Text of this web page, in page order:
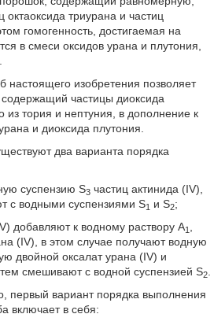
триурана и частиц
гомогенность, достигаемая на
в смеси оксидов урана и плутония,
настоящего изобретения позволяет
частицы диоксида
из тория и нептуния, в дополнение к
и диоксида плутония.
два варианта порядка
суспензию S3частиц актинида (IV),
с водными суспензиями S1 и S2;
добавляют к водному раствору A1
(IV), в этом случае получают водную
двойной оксалат урана (IV) и
смешивают с водной суспензией S2.
первый вариант порядка выполнения
включает в себя: